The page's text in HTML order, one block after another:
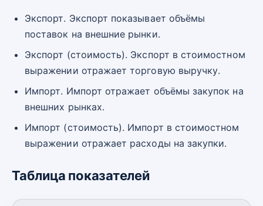
Экспорт. Экспорт показывает объёмы
поставок на внешние рынки.
Экспорт (стоимость). Экспорт в стоимостном
выражении отражает торговую выручку.
Импорт. Импорт отражает объёмы закупок на
внешних рынках.
Импорт (стоимость). Импорт в стоимостном
выражении отражает расходы на закупки.
Таблица показателей